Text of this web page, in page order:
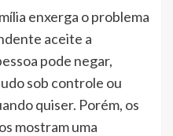
enxerga o problema
aceite a
pode negar,
sob controle ou
quiser. Porém, os
mostram uma